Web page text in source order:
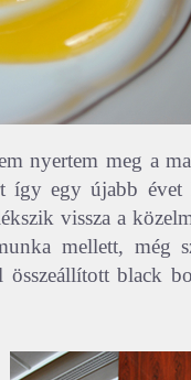
nyertem meg a
így egy újabb évet
vissza a
mellett, még
black